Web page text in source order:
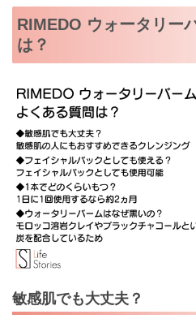
RIMEDO ウォータリー
は？
敏感肌でも大丈夫？